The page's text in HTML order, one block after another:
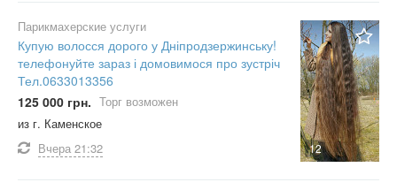
12
Парикмахерские услуги
Купую волосся дорого у Дніпродзержинську!
телефонуйте зараз і домовимося про зустріч
Тел.0633013356
125 000 грн. Торг возможен
из г. Каменское
Вчера 21:32